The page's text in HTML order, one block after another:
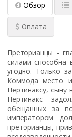
Обзор
Оплата
Преторианцы -
силами способна
угодно. Только
Коммода место
Пертинаксу, сыну
Пертинакс
обещанных за
императором
преторианцы,